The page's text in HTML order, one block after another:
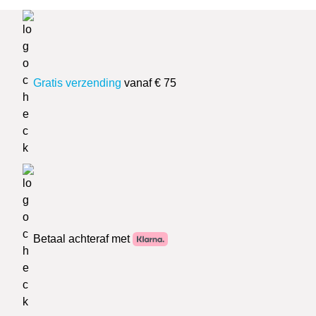
Gratis verzending vanaf € 75
Betaal achteraf met